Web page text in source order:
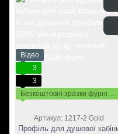
Відео
3
3
Безкоштовні зразки фурнітури
Артикул: 1217-2 Gold
Профіль для душової